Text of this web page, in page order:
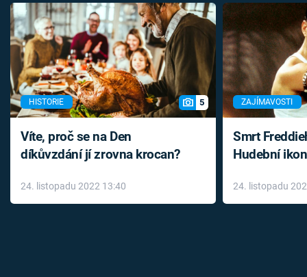
HISTORIE 5
Víte, proč se na Den
díkůvzdání jí zrovna krocan?
24. listopadu 2022 13:40
ZAJÍMAVOSTI
Smrt
Hudební
léky
24. listopadu